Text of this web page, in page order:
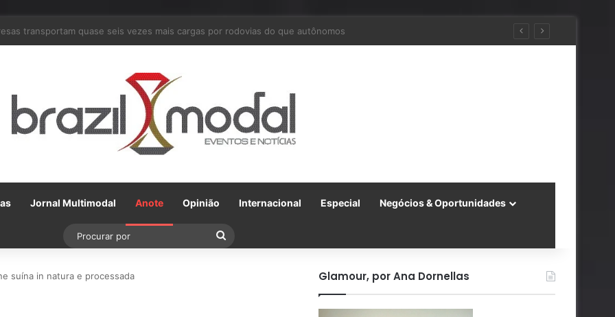
com a VLI, Tereos embarca 75 mil toneladas de açúcar VHP para a China
Jornal Multimodal Anote Opinião Internacional Especial Negócios & Oportunidades
Procurar
suína in natura e processada Glamour, por Ana Dornellas